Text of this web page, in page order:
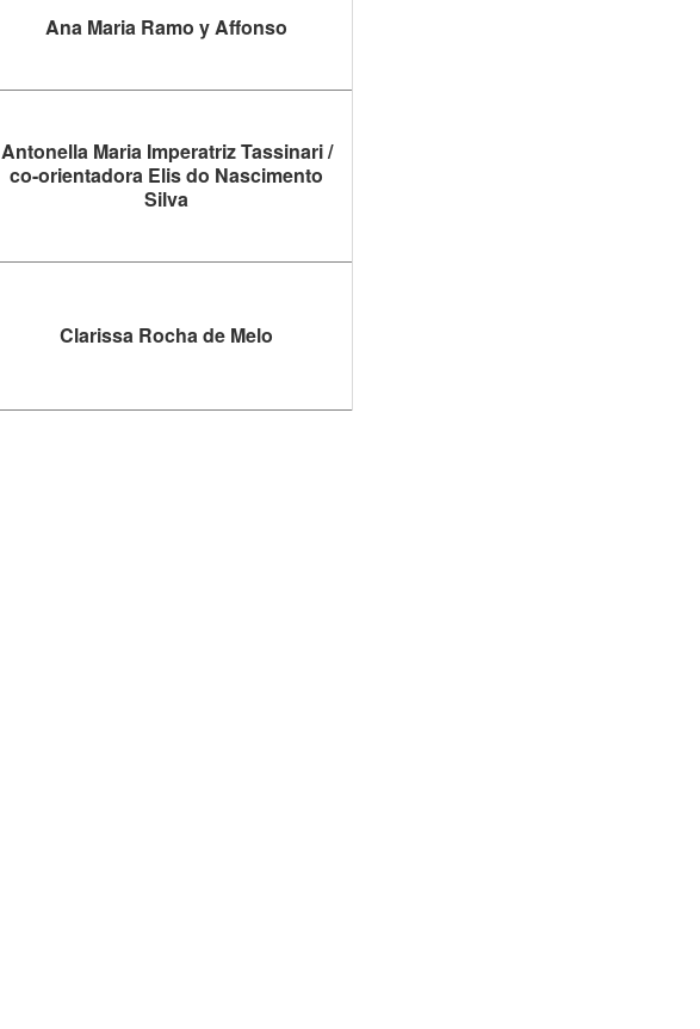
Ana Maria Ramo y Affonso
Antonella Maria Imperatriz Tassinari /
co-orientadora Elis do Nascimento
Silva
Clarissa Rocha de Melo